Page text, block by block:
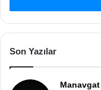
Son Yazılar